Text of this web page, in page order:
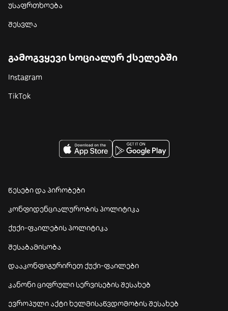
უსაფრთხოება
შესვლა
გამოგვყევი სოციალურ ქსელებში
Instagram
TikTok
წესები და პირობები
კონფიდენციალურობის პოლიტიკა
ქუქი-ფაილების პოლიტიკა
შესაბამისობა
დააკონფიგურირეთ ქუქი-ფაილები
კანონი ციფრული სერვისების შესახებ
ევროპული აქტი ხელმისაწვდომობის შესახებ